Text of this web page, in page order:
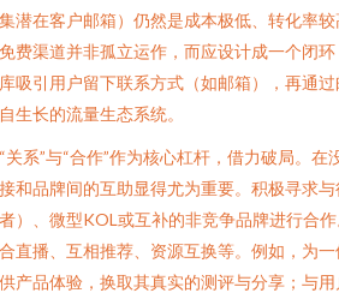
潜在客户邮箱）仍然是成本极低、转化率
费渠道并非孤立运作，而应设计成一个闭
吸引用户留下联系方式（如邮箱），再通
生长的流量生态系统。
关系”与“合作”作为核心杠杆，借力破局。
和品牌间的互助显得尤为重要。积极寻求
）、微型KOL或互补的非竞争品牌进行合
直播、互相推荐、资源互换等。例如，为
产品体验，换取其真实的测评与分享；与